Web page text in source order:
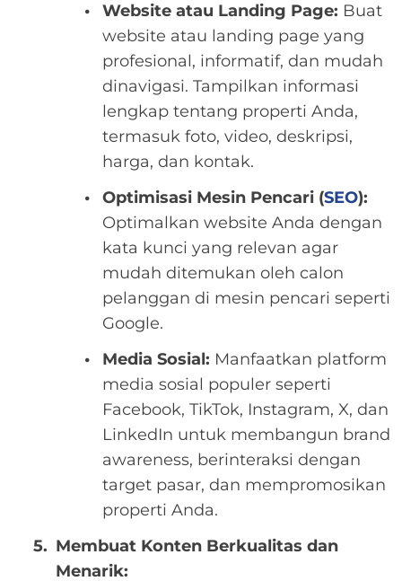
Website atau Landing Page: Buat
website atau landing page yang
profesional, informatif, dan mudah
dinavigasi. Tampilkan informasi
lengkap tentang properti Anda,
termasuk foto, video, deskripsi,
harga, dan kontak.
Optimisasi Mesin Pencari (SEO):
Optimalkan website Anda dengan
kata kunci yang relevan agar
mudah ditemukan oleh calon
pelanggan di mesin pencari seperti
Google.
Media Sosial: Manfaatkan platform
media sosial populer seperti
Facebook, TikTok, Instagram, X, dan
LinkedIn untuk membangun brand
awareness, berinteraksi dengan
target pasar, dan mempromosikan
properti Anda.
Membuat Konten Berkualitas dan
Menarik: